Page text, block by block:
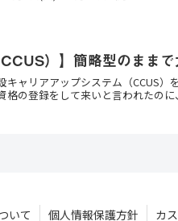
）】簡略型のまま
ャリアアップシステム（CCUS
の登録をして来いと言われたのに
いて 個人情報保護方針 カ